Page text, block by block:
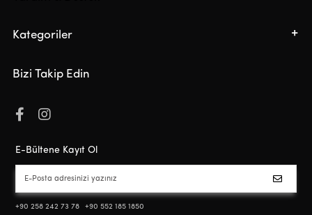
Kategoriler
Bizi Takip Edin
E-Bültene Kayıt Ol
+90 258 242 73 78 +90 552 185 1850